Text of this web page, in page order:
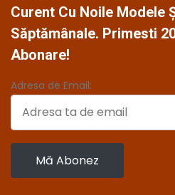
Curent Cu Noile Modele
Săptămânale. Primesti
Abonare!
Adresa de Email: